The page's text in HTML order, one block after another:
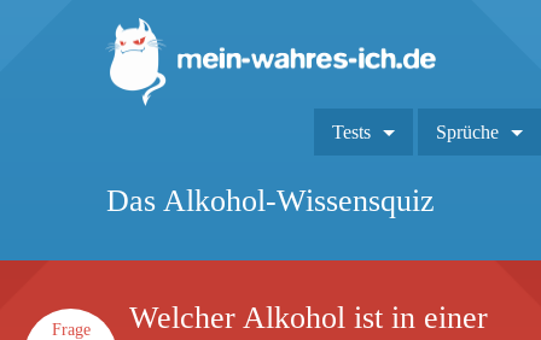
Tests Sprüche
Das Alkohol-Wissensquiz
Frage
Welcher Alkohol ist in einer